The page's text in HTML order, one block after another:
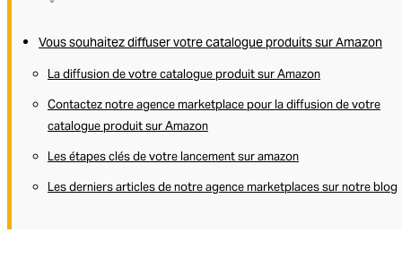
Vous souhaitez diffuser votre catalogue produits sur Amazon
La diffusion de votre catalogue produit sur Amazon
Contactez notre agence marketplace pour la diffusion de votre
catalogue produit sur Amazon
Les étapes clés de votre lancement sur amazon
Les derniers articles de notre agence marketplaces sur notre blog